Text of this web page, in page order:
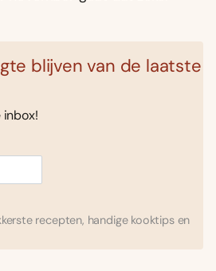
blijven van de laatste
inbox!
recepten, handige kooktips en